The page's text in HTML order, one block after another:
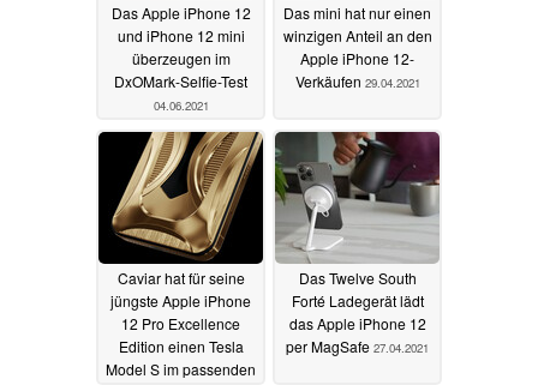
Das Apple iPhone 12
und iPhone 12 mini
überzeugen im
DxOMark-Selfie-Test
04.06.2021
Das mini hat nur einen
winzigen Anteil an den
Apple iPhone 12-
Verkäufen 29.04.2021
Caviar hat für seine
jüngste Apple iPhone
12 Pro Excellence
Edition einen Tesla
Model S im passenden
Das Twelve South
Forté Ladegerät lädt
das Apple iPhone 12
per MagSafe 27.04.2021